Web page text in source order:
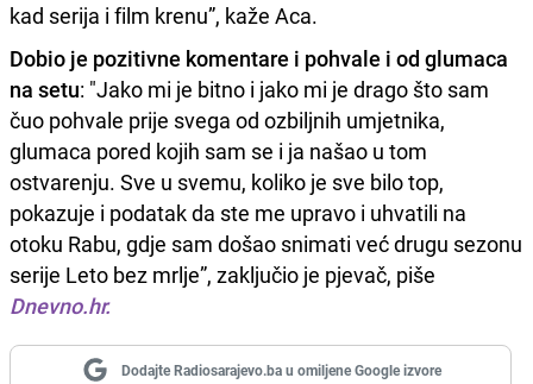
kad serija i film krenu”, kaže Aca.
Dobio je pozitivne komentare i pohvale i od glumaca
na setu: "Jako mi je bitno i jako mi je drago što sam
čuo pohvale prije svega od ozbiljnih umjetnika,
glumaca pored kojih sam se i ja našao u tom
ostvarenju. Sve u svemu, koliko je sve bilo top,
pokazuje i podatak da ste me upravo i uhvatili na
otoku Rabu, gdje sam došao snimati već drugu sezonu
serije Leto bez mrlje”, zaključio je pjevač, piše
Dnevno.hr.
Dodajte Radiosarajevo.ba u omiljene Google izvore